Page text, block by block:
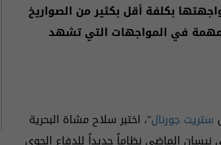
بكلفة أقل بكثير من الصواريخ
مهمة في المواجهات التي تشهد
ستريت جورنال"، اختبر سلاح مشاة البحرية
نيسان الماضي نظاماً جديداً للدفاع الجوي